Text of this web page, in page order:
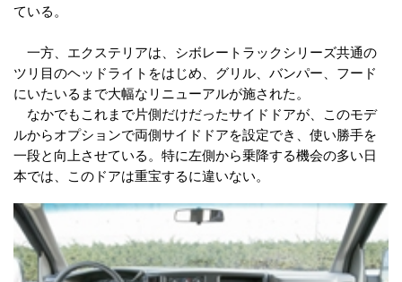
ている。
一方、エクステリアは、シボレートラックシリーズ共通の
ツリ目のヘッドライトをはじめ、グリル、バンパー、フード
にいたいるまで大幅なリニューアルが施された。
なかでもこれまで片側だけだったサイドドアが、このモデ
ルからオプションで両側サイドドアを設定でき、使い勝手を
一段と向上させている。特に左側から乗降する機会の多い日
本では、このドアは重宝するに違いない。